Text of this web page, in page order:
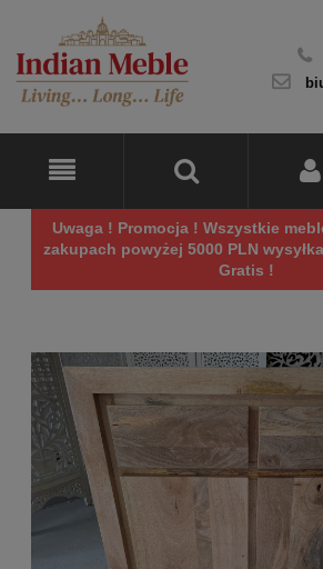
Uwaga ! Promocja ! Wszystkie
zakupach powyżej 5000 PLN
Gratis !